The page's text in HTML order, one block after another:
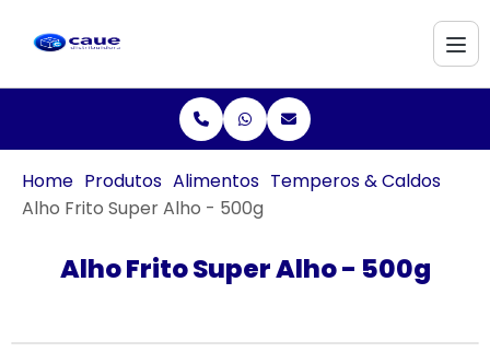
Home Produtos Alimentos Temperos & Caldos
Alho Frito Super Alho - 500g
Alho Frito Super Alho - 500g